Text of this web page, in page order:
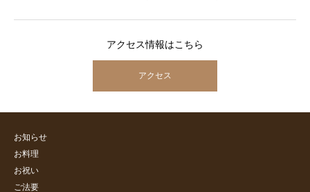
アクセス情報はこちら
アクセス
お知らせ
お料理
お祝い
ご法要